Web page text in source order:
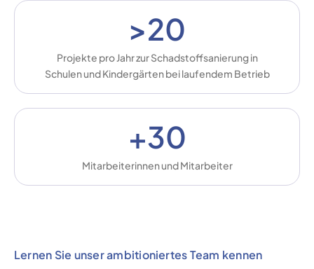
>20
Projekte pro Jahr zur Schadstoffsanierung in
Schulen und Kindergärten bei laufendem Betrieb
+30
Mitarbeiterinnen und Mitarbeiter
Lernen Sie unser ambitioniertes Team kennen